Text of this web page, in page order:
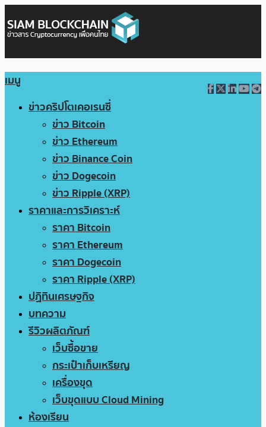
เมนู
ข่าวคริปโตเคอเรนซี่
ข่าว Bitcoin
ข่าว Ethereum
ข่าว Binance Coin
ข่าว Dogecoin
ข่าว Ripple (XRP)
ราคาและการวิเคราะห์
ราคา Bitcoin
ราคา Ethereum
ราคา Dogecoin
ราคา Ripple (XRP)
ปฏิทินเศรษฐกิจ
บทความ
รีวิวผลิตภัณฑ์
เว็บซื้อขาย
กระเป๋าเก็บเหรียญ
เครื่องขุด
เว็บขุดแบบ Cloud Mining
ห้องเรียน